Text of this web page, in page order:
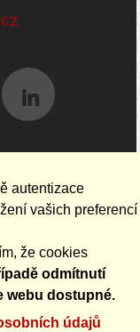
autentizace
vašich preferencí
že cookies
odmítnutí
webu dostupné.
údajů